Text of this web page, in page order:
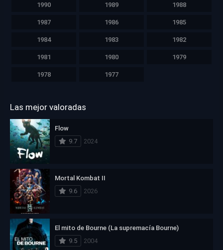
1990 1989 1988
1987 1986 1985
1984 1983 1982
1981 1980 1979
1978 1977
Las mejor valoradas
Flow
9.7
2024
Mortal Kombat II
9.6
2026
El mito de Bourne (La supremacía Bourne)
9.5
2004